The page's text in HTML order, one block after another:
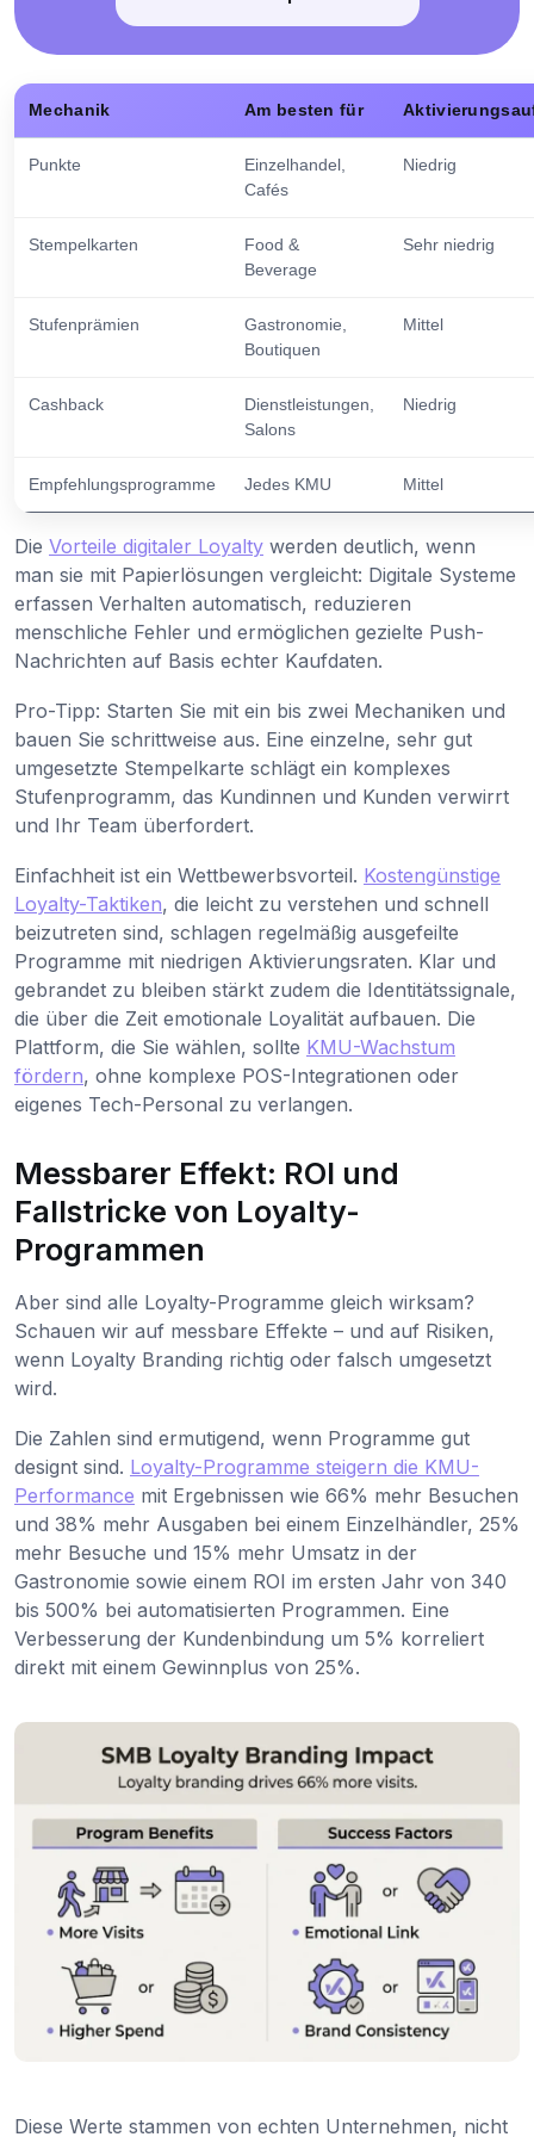
Mechanik Am besten für
Punkte
Einzelhandel,
Cafés
Niedrig
Stempelkarten
Food &
Beverage
Sehr niedrig
Stufenprämien
Gastronomie,
Boutiquen
Mittel
Cashback
Dienstleistungen,
Salons
Niedrig
Empfehlungsprogramme Jedes KMU Mittel
Die Vorteile digitaler Loyalty werden deutlich, wenn
man sie mit Papierlösungen vergleicht: Digitale Systeme
erfassen Verhalten automatisch, reduzieren
menschliche Fehler und ermöglichen gezielte Push-
Nachrichten auf Basis echter Kaufdaten.
Pro-Tipp: Starten Sie mit ein bis zwei Mechaniken und
bauen Sie schrittweise aus. Eine einzelne, sehr gut
umgesetzte Stempelkarte schlägt ein komplexes
Stufenprogramm, das Kundinnen und Kunden verwirrt
und Ihr Team überfordert.
Einfachheit ist ein Wettbewerbsvorteil. Kostengünstige
Loyalty-Taktiken, die leicht zu verstehen und schnell
beizutreten sind, schlagen regelmäßig ausgefeilte
Programme mit niedrigen Aktivierungsraten. Klar und
gebrandet zu bleiben stärkt zudem die Identitätssignale,
die über die Zeit emotionale Loyalität aufbauen. Die
Plattform, die Sie wählen, sollte KMU-Wachstum
fördern, ohne komplexe POS-Integrationen oder
eigenes Tech-Personal zu verlangen.
Messbarer Effekt: ROI und
Fallstricke von Loyalty-
Programmen
Aber sind alle Loyalty-Programme gleich wirksam?
Schauen wir auf messbare Effekte – und auf Risiken,
wenn Loyalty Branding richtig oder falsch umgesetzt
wird.
Die Zahlen sind ermutigend, wenn Programme gut
designt sind. Loyalty-Programme steigern die KMU-
Performance mit Ergebnissen wie 66% mehr Besuchen
und 38% mehr Ausgaben bei einem Einzelhändler, 25%
mehr Besuche und 15% mehr Umsatz in der
Gastronomie sowie einem ROI im ersten Jahr von 340
bis 500% bei automatisierten Programmen. Eine
Verbesserung der Kundenbindung um 5% korreliert
direkt mit einem Gewinnplus von 25%.
Diese Werte stammen von echten Unternehmen, nicht